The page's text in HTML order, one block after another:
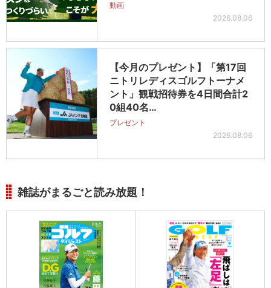
動画
2026.08.06
【今月のプレゼント】「第17回
ニトリレディスゴルフトーナメ
ント」観戦招待券を4日間合計2
0組40名…
プレゼント
2026.08.06
雑誌がまるごと読み放題！